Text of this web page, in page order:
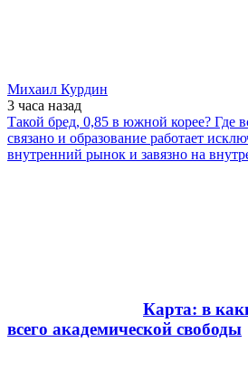
Михаил Курдин
3 часа назад
Такой бред, 0,85 в южной корее? Где
связано и образование работает
внутренний рынок и завязно на
Карта: в
всего академической свободы